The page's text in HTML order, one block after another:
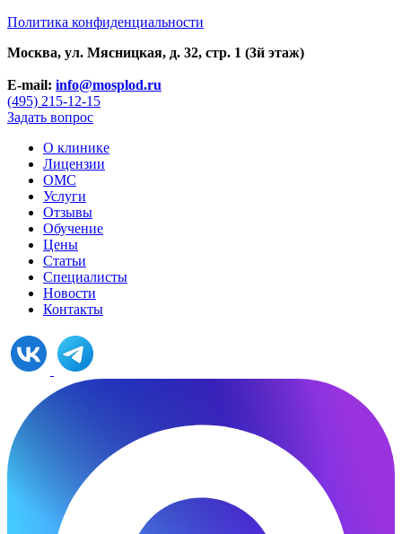
Политика конфиденциальности
Москва, ул. Мясницкая, д. 32, стр. 1 (3й этаж)
E-mail: info@mosplod.ru
(495) 215-12-15
Задать вопрос
О клинике
Лицензии
ОМС
Услуги
Отзывы
Обучение
Цены
Статьи
Специалисты
Новости
Контакты